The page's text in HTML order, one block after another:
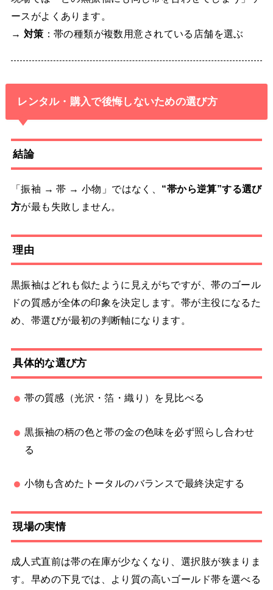
ースがよくあります。
→ 対策 ：帯の種類が複数用意されている店舗を選ぶ
レンタル・購入で後悔しないための選び方
結論
「振袖 → 帯 → 小物」ではなく、 “帯から逆算”する選び
方が最も失敗しません。
理由
黒振袖はどれも似たように見えがちですが、帯のゴール
ドの質感が全体の印象を決定します。帯が主役になるた
め、帯選びが最初の判断軸になります。
具体的な選び方
帯の質感（光沢・箔・織り）を見比べる
黒振袖の柄の色と帯の金の色味を必ず照らし合わせ
る
小物も含めたトータルのバランスで最終決定する
現場の実情
成人式直前は帯の在庫が少なくなり、選択肢が狭まりま
す。早めの下見では、より質の高いゴールド帯を選べる